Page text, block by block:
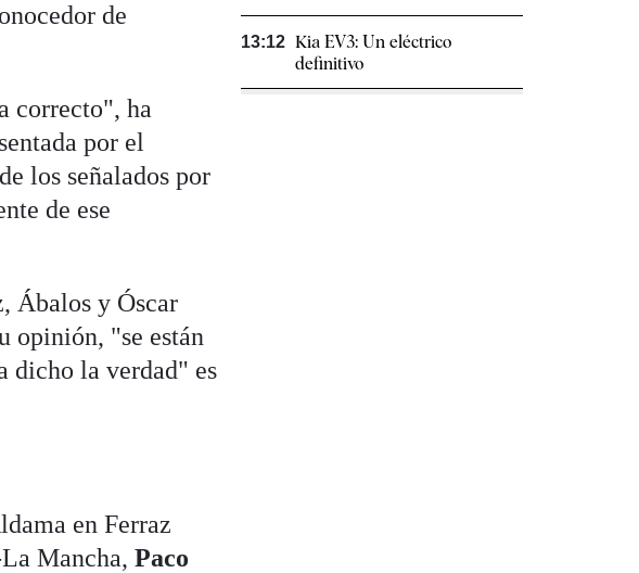
de
correcto", ha
por el
los señalados por
de ese
Ábalos y Óscar
opinión, "se están
dicho la verdad" es
en Ferraz
La Mancha,Paco
13:12 Kia EV3: Un eléctrico
definitivo